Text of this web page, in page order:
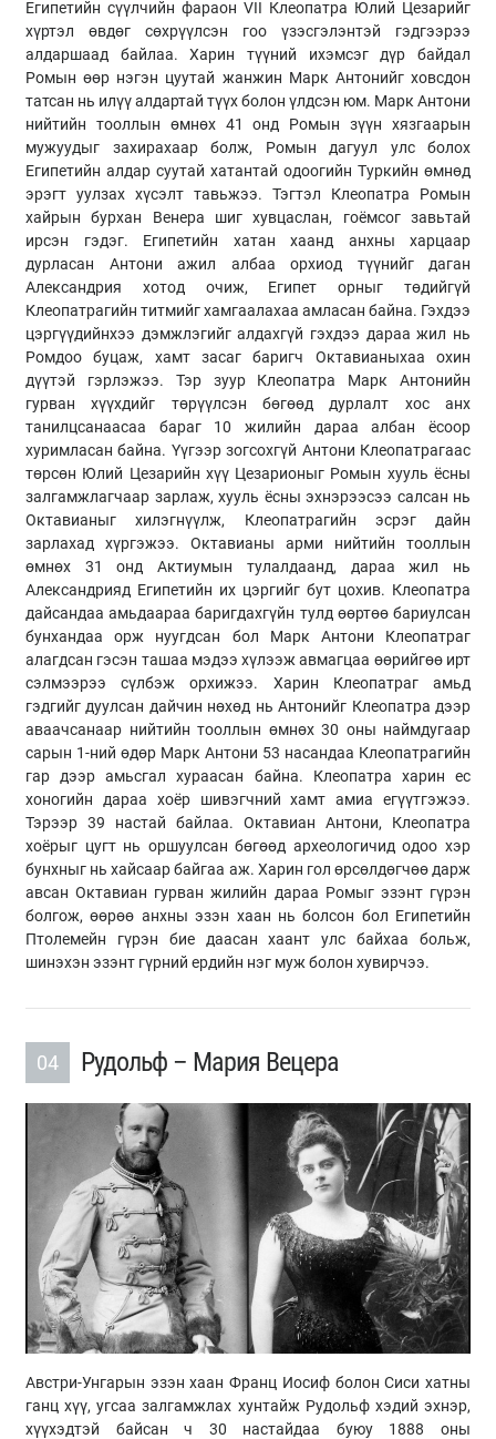
Египетийн сүүлчийн фараон VII Клеопатра Юлий Цезарийг
хүртэл өвдөг сөхрүүлсэн гоо үзэсгэлэнтэй гэдгээрээ
алдаршаад байлаа. Харин түүний ихэмсэг дүр байдал
Ромын өөр нэгэн цуутай жанжин Марк Антонийг ховсдон
татсан нь илүү алдартай түүх болон үлдсэн юм. Марк Антони
нийтийн тооллын өмнөх 41 онд Ромын зүүн хязгаарын
мужуудыг захирахаар болж, Ромын дагуул улс болох
Египетийн алдар суутай хатантай одоогийн Туркийн өмнөд
эрэгт уулзах хүсэлт тавьжээ. Тэгтэл Клеопатра Ромын
хайрын бурхан Венера шиг хувцаслан, гоёмсог завьтай
ирсэн гэдэг. Египетийн хатан хаанд анхны харцаар
дурласан Антони ажил албаа орхиод түүнийг даган
Александрия хотод очиж, Египет орныг төдийгүй
Клеопатрагийн титмийг хамгаалахаа амласан байна. Гэхдээ
цэргүүдийнхээ дэмжлэгийг алдахгүй гэхдээ дараа жил нь
Ромдоо буцаж, хамт засаг баригч Октавианыхаа охин
дүүтэй гэрлэжээ. Тэр зуур Клеопатра Марк Антонийн
гурван хүүхдийг төрүүлсэн бөгөөд дурлалт хос анх
танилцсанаасаа бараг 10 жилийн дараа албан ёсоор
хуримласан байна. Үүгээр зогсохгүй Антони Клеопатрагаас
төрсөн Юлий Цезарийн хүү Цезарионыг Ромын хууль ёсны
залгамжлагчаар зарлаж, хууль ёсны эхнэрээсээ салсан нь
Октавианыг хилэгнүүлж, Клеопатрагийн эсрэг дайн
зарлахад хүргэжээ. Октавианы арми нийтийн тооллын
өмнөх 31 онд Актиумын тулалдаанд, дараа жил нь
Александрияд Египетийн их цэргийг бут цохив. Клеопатра
дайсандаа амьдаараа баригдахгүйн тулд өөртөө бариулсан
бунхандаа орж нуугдсан бол Марк Антони Клеопатраг
алагдсан гэсэн ташаа мэдээ хүлээж авмагцаа өөрийгөө ирт
сэлмээрээ сүлбэж орхижээ. Харин Клеопатраг амьд
гэдгийг дуулсан дайчин нөхөд нь Антонийг Клеопатра дээр
аваачсанаар нийтийн тооллын өмнөх 30 оны наймдугаар
сарын 1-ний өдөр Марк Антони 53 насандаа Клеопатрагийн
гар дээр амьсгал хураасан байна. Клеопатра харин ес
хоногийн дараа хоёр шивэгчний хамт амиа егүүтгэжээ.
Тэрээр 39 настай байлаа. Октавиан Антони, Клеопатра
хоёрыг цугт нь оршуулсан бөгөөд археологичид одоо хэр
бунхныг нь хайсаар байгаа аж. Харин гол өрсөлдөгчөө дарж
авсан Октавиан гурван жилийн дараа Ромыг эзэнт гүрэн
болгож, өөрөө анхны эзэн хаан нь болсон бол Египетийн
Птолемейн гүрэн бие даасан хаант улс байхаа больж,
шинэхэн эзэнт гүрний ердийн нэг муж болон хувирчээ.
04 Рудольф – Мария Вецера
Австри-Унгарын эзэн хаан Франц Иосиф болон Сиси хатны
ганц хүү, угсаа залгамжлах хунтайж Рудольф хэдий эхнэр,
хүүхэдтэй байсан ч 30 настайдаа буюу 1888 оны